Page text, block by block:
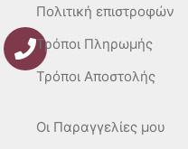
Πολιτική επιστροφών
Τρόποι Πληρωμής
Τρόποι Αποστολής
Οι Παραγγελίες μου